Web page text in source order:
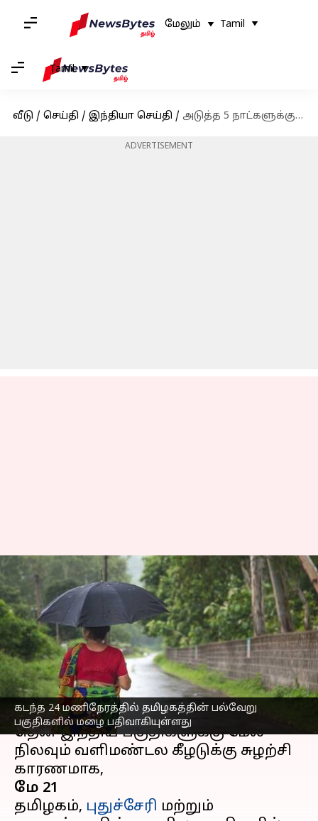
மேலும் Tamil
Tamil
வீடு / செய்தி / இந்தியா செய்தி / அடுத்த 5 நாட்களுக்கு தமிழகத்தில் மழை இருக்கும்: வானிலை ஆய்வு மையம்
ADVERTISEMENT
கடந்த 24 மணிநேரத்தில் தமிழகத்தின் பல்வேறு
பகுதிகளில் மழை பதிவாகியுள்ளது
அடுத்த 5 நாட்களுக்கு
தமிழகத்தில் மழை
இருக்கும்: வானிலை
ஆய்வு மையம்
எழுதியவர் Sindhuja SM May 21, 2023 06:05 pm
செய்தி முன்னோட்டம்
தென் இந்திய பகுதிகளுக்கு மேல்
நிலவும் வளிமண்டல கீழடுக்கு சுழற்சி
மே 21
தமிழகம், புதுச்சேரி மற்றும்